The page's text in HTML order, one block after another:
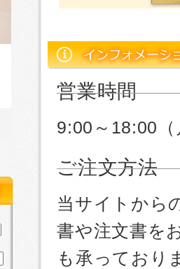
営業時間
9:00～18:00
ご注文方法
当サイトから
書や注文書を
も承っており